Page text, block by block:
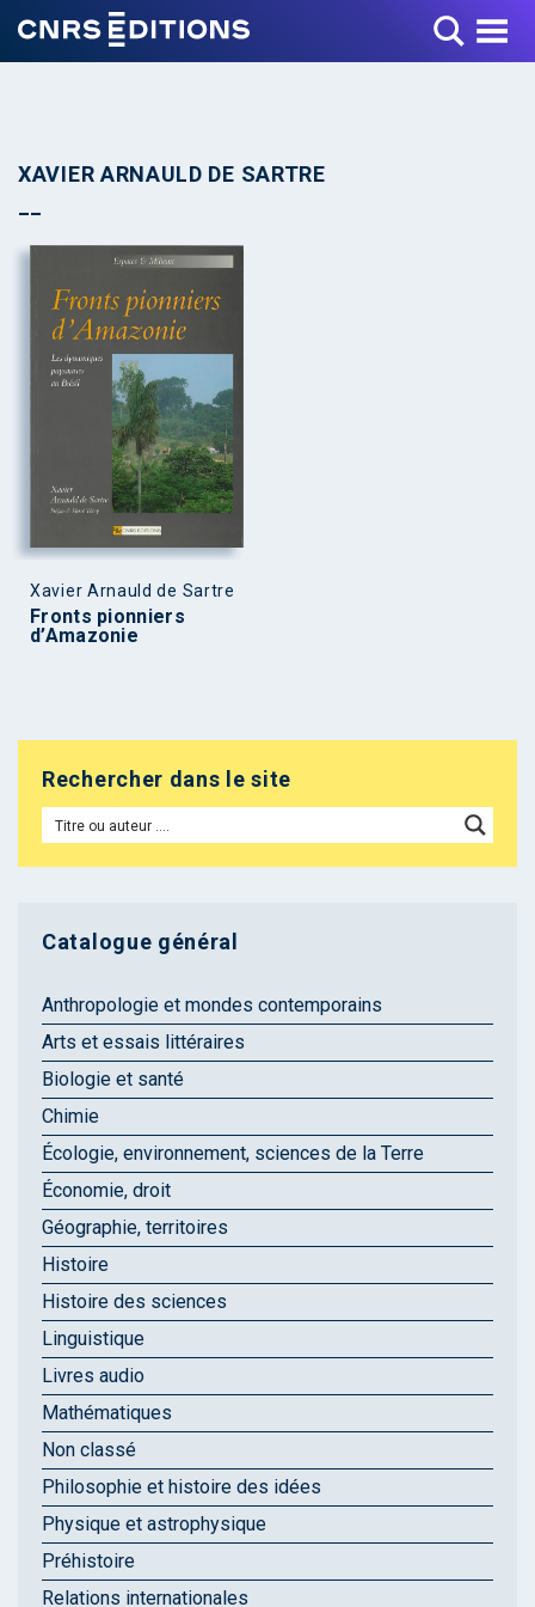
Toggle Menu
XAVIER ARNAULD DE SARTRE
Xavier Arnauld de Sartre
Fronts pionniers
d’Amazonie
Rechercher dans le site
Catalogue général
Anthropologie et mondes contemporains
Arts et essais littéraires
Biologie et santé
Chimie
Écologie, environnement, sciences de la Terre
Économie, droit
Géographie, territoires
Histoire
Histoire des sciences
Linguistique
Livres audio
Mathématiques
Non classé
Philosophie et histoire des idées
Physique et astrophysique
Préhistoire
Relations internationales